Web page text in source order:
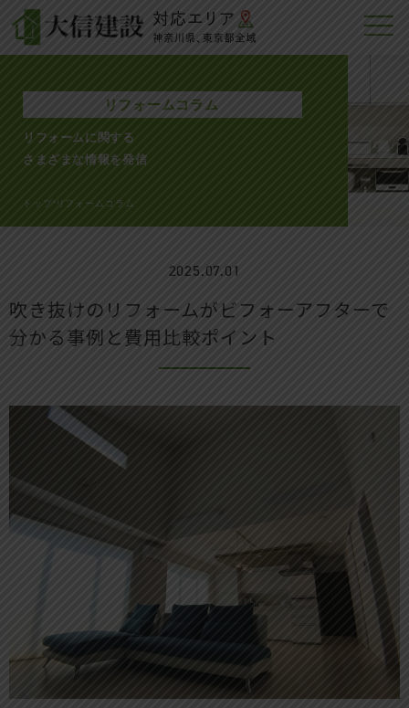
リフォームコラム
リフォームに関する
さまざまな情報を発信
トップ >リフォームコラム
2025.07.01
吹き抜けのリフォームがビフォーアフターで
分かる事例と費用比較ポイント